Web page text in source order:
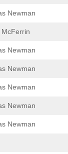
Newman
McFerrin
Newman
Newman
Newman
Newman
Newman